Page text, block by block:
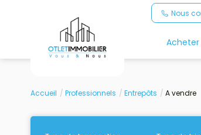
Nous
Acheter
Accueil Professionnels Entrepôts A vendre